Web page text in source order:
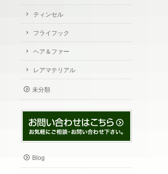
ティンセル
フライフック
ヘア＆ファー
レアマテリアル
未分類
Blog